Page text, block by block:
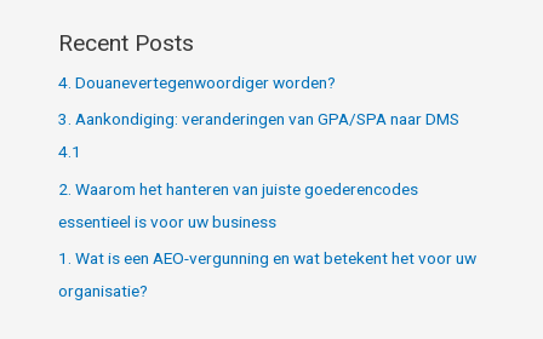
Recent Posts
4. Douanevertegenwoordiger worden?
3. Aankondiging: veranderingen van GPA/SPA naar DMS
4.1
2. Waarom het hanteren van juiste goederencodes
essentieel is voor uw business
1. Wat is een AEO-vergunning en wat betekent het voor uw
organisatie?